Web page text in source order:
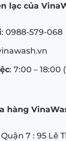
lạc của
: 0988-579-068
: 7:00 – 18:00
hàng
7 : 95 Lê